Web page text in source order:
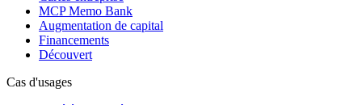
MCP Memo Bank
Augmentation de capital
Financements
Découvert
Cas d'usages